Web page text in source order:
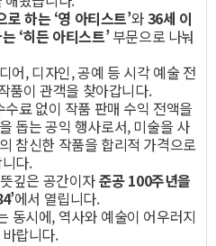
하는 ‘영 아티스트’와36세 이
‘히든 아티스트’부문으로 나눠
어, 디자인, 공예 등 시각 예술 전
품이 관객을 찾아갑니다.
료 없이 작품 판매 수익 전액을
돕는 공익 행사로서, 미술을 사
참신한 작품을 합리적 가격으로
다.
깊은 공간이자준공 100주년을
에서 열립니다.
동시에, 역사와 예술이 어우러지
랍니다.